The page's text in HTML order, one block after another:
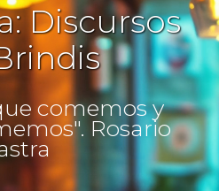
Discursos
comemos y
Rosario